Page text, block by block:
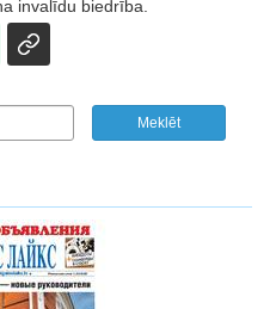
invalīdu biedrība.